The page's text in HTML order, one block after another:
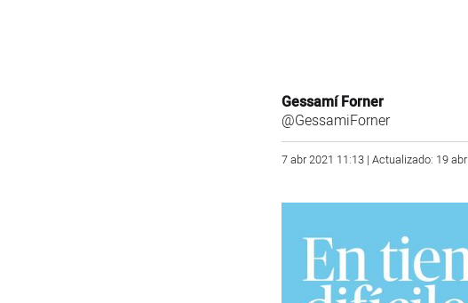
Gessamí Forner
@GessamiForner
7 abr 2021 11:13 | Actualizado: 19